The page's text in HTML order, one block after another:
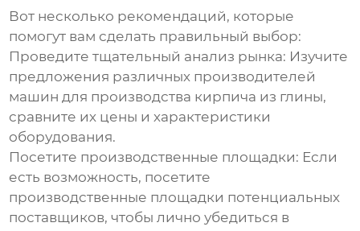
Вот несколько рекомендаций, которые
помогут вам сделать правильный выбор:
Проведите тщательный анализ рынка: Изучите
предложения различных производителей
машин для производства кирпича из глины,
сравните их цены и характеристики
оборудования.
Посетите производственные площадки: Если
есть возможность, посетите
производственные площадки потенциальных
поставщиков, чтобы лично убедиться в